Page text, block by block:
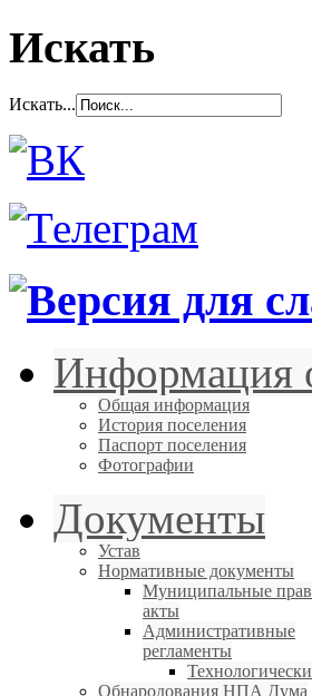
Искать
Искать...
Информация
Общая информация
История поселения
Паспорт поселения
Фотографии
Документы
Устав
Нормативные документы
Муниципальные
акты
Административные
регламенты
Обнародования НПА Дума